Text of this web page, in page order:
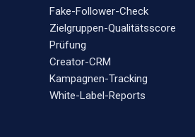
Fake-Follower-Check
Zielgruppen-Qualitätsscore
Prüfung
Creator-CRM
Kampagnen-Tracking
White-Label-Reports